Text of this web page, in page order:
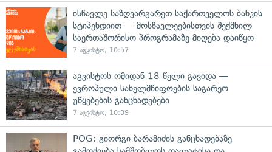
ისწავლე საზღვარგარეთ საქართველოს ბანკის
სტიპენდიით — მოსწავლეებისთვის შექმნილ
საერთაშორისო პროგრამაზე მიღება დაიწყო
7 აგვისტო, 10:57
აგვისტოს ომიდან 18 წელი გავიდა —
ევროპული სახელმწიფოების საგარეო
უწყებების განცხადებები
7 აგვისტო, 10:39
POG: გიორგი ბარამიძის განცხადებაზე